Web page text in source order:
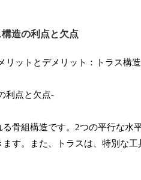
造の利点と欠点
利点と欠点-
骨組構造です。2つの平行な
す。また、トラスは、特別な